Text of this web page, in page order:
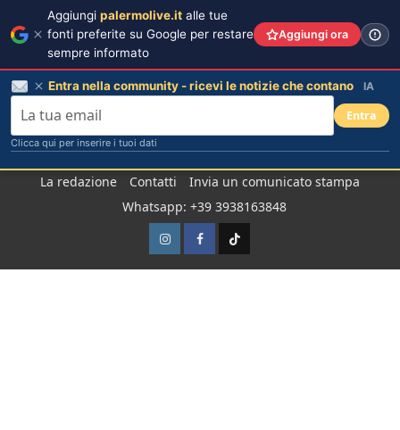
La redazione Contatti
Invia un comunicato stampa
Whatsapp: +39 3938163848
InstagramFacebook
TikTok
Aggiungi palermolive.it alle tue
fonti preferite su Google per restare
sempre informato
Aggiungi ora
Entra nella community - ricevi le notizie che contano IA
Entra
Clicca qui per inserire i tuoi dati